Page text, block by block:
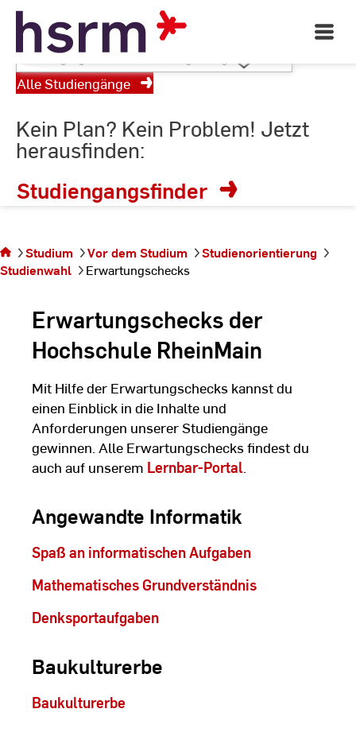
Skip
Content
Open
Main
Studiengang
wählen
oder
eingeben
Alle Studiengänge
Kein Plan? Kein Problem! Jetzt
herausfinden:
Studiengangsfinder
Sie befinden sich
auf der Seite
Erwartungschecks
Studium Vor dem Studium
Studienorientierung
Studienwahl
Erwartungschecks
Erwartungschecks der
Hochschule RheinMain
Mit Hilfe der Erwartungschecks kannst du
einen Einblick in die Inhalte und
Anforderungen unserer Studiengänge
gewinnen. Alle Erwartungschecks findest du
auch auf unserem Lernbar-Portal.
Angewandte Informatik
Spaß an informatischen Aufgaben
Mathematisches Grundverständnis
Denksportaufgaben
Baukulturerbe
Baukulturerbe